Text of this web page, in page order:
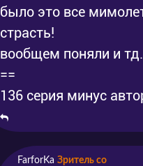
было это все
страсть!
вообщем поняли и
==
136 серия минус
FarforKa Зритель со